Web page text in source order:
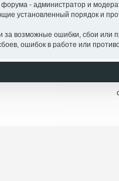
- администратор и
установленный порядок и
ошибки, сбои или
ошибок в работе или